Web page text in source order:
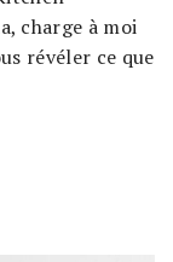
charge à moi
révéler ce que